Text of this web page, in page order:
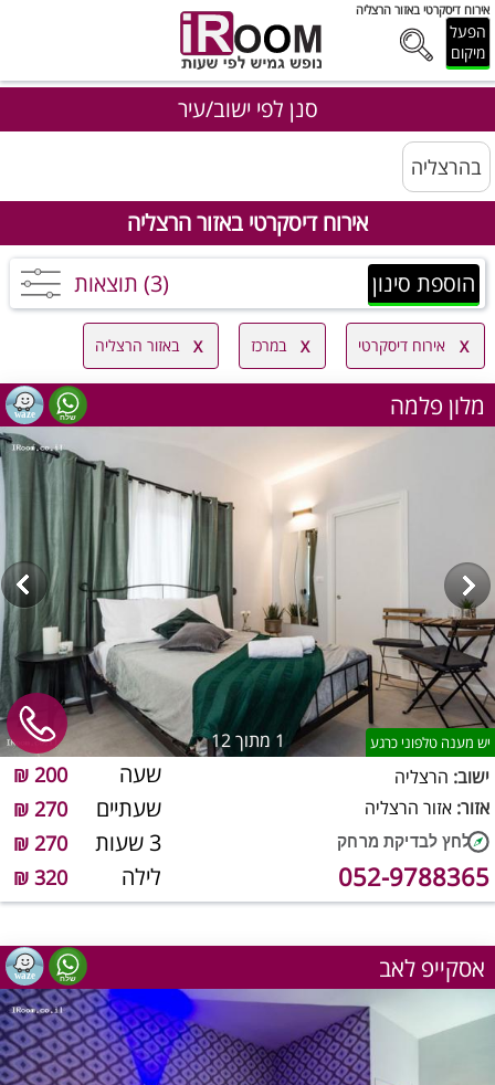
אירוח דיסקרטי באזור הרצליה
הפעל
מיקום
סנן לפי ישוב/עיר
בהרצליה
אירוח דיסקרטי באזור הרצליה
הוספת סינון (3) תוצאות
אירוח דיסקרטי במרכז באזור הרצליה
מלון פלמה
1 מתוך 12 יש מענה טלפוני כרגע
שעה 200 ₪
שעתיים 270 ₪
3 שעות 270 ₪
לילה 320 ₪
ישוב: הרצליה
אזור: אזור הרצליה
052-9788365
אסקייפ לאב